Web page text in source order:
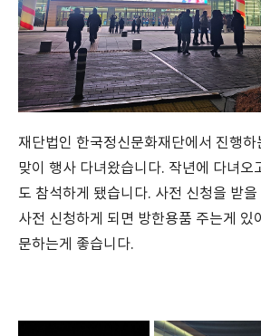
재단법인 한국정신문화재단에서 진행
맞이 행사 다녀왔습니다. 작년에 다녀오
도 참석하게 됐습니다. 사전 신청을 받
사전 신청하게 되면 방한용품 주는게 있
문하는게 좋습니다.